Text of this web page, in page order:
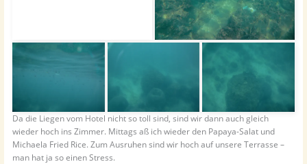
Da die Liegen vom Hotel nicht so toll sind, sind wir dann auch gleich
wieder hoch ins Zimmer. Mittags aß ich wieder den Papaya-Salat und
Michaela Fried Rice. Zum Ausruhen sind wir hoch auf unsere Terrasse –
man hat ja so einen Stress.